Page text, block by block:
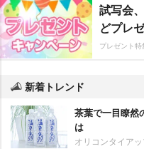
試写会
どプレ
プレゼント特
新着トレンド
茶葉で一目瞭然
は
オリコンタイア